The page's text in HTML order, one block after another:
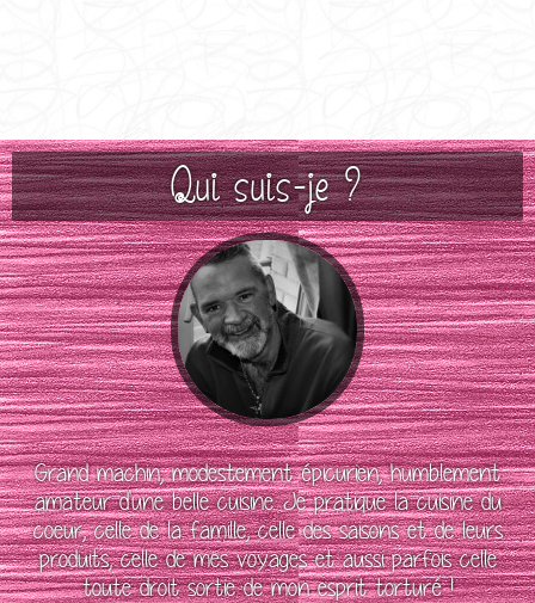
Qui suis-je ?
Grand machin, modestement épicurien, humblement
amateur d'une belle cuisine. Je pratique la cuisine du
coeur, celle de la famille, celle des saisons et de leurs
produits, celle de mes voyages et aussi parfois celle
toute droit sortie de mon esprit torturé !